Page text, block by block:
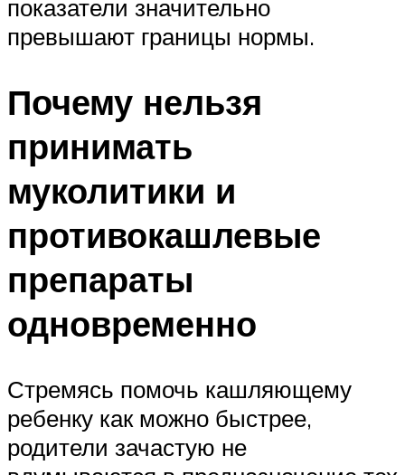
показатели значительно
превышают границы нормы.
Почему нельзя
принимать
муколитики и
противокашлевые
препараты
одновременно
Стремясь помочь кашляющему
ребенку как можно быстрее,
родители зачастую не